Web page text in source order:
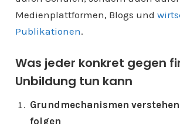
Medienplattformen, Blogs und
Publikationen.
Was jeder konkret gegen
Unbildung tun kann
Grundmechanismen
folgen